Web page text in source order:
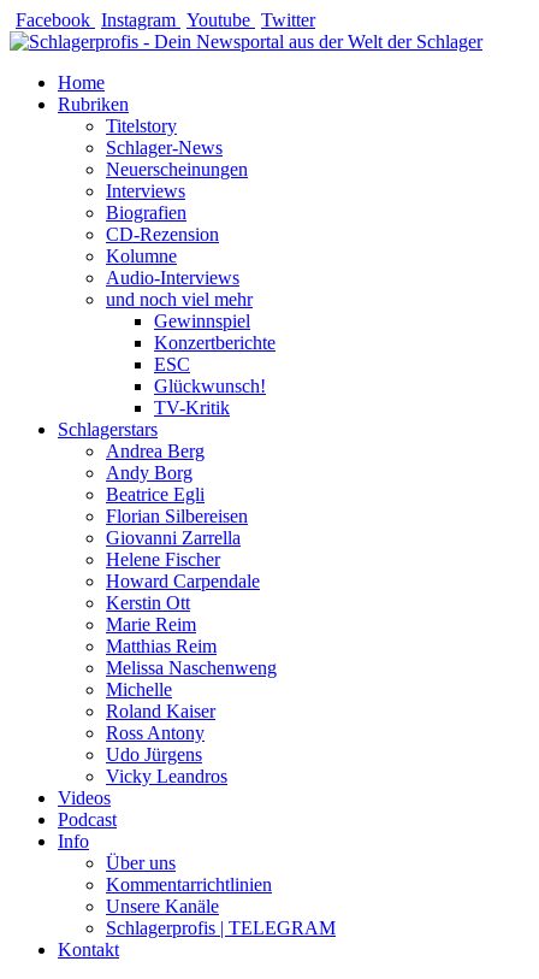
Zum
Inhalt
Facebook Instagram Youtube Twitter
Home
Rubriken
Titelstory
Schlager-News
Neuerscheinungen
Interviews
Biografien
CD-Rezension
Kolumne
Audio-Interviews
und noch viel mehr
Gewinnspiel
Konzertberichte
ESC
Glückwunsch!
TV-Kritik
Schlagerstars
Andrea Berg
Andy Borg
Beatrice Egli
Florian Silbereisen
Giovanni Zarrella
Helene Fischer
Howard Carpendale
Kerstin Ott
Marie Reim
Matthias Reim
Melissa Naschenweng
Michelle
Roland Kaiser
Ross Antony
Udo Jürgens
Vicky Leandros
Videos
Podcast
Info
Über uns
Kommentarrichtlinien
Unsere Kanäle
Schlagerprofis | TELEGRAM
Kontakt